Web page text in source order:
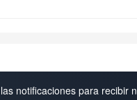
notificaciones para recibir